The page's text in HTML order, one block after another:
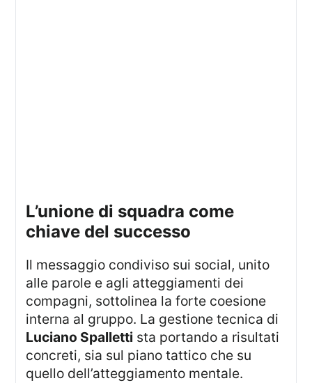
l’unione di squadra come
chiave del successo
Il messaggio condiviso sui social, unito
alle parole e agli atteggiamenti dei
compagni, sottolinea la forte coesione
interna al gruppo. La gestione tecnica di
Luciano Spalletti sta portando a risultati
concreti, sia sul piano tattico che su
quello dell’atteggiamento mentale.